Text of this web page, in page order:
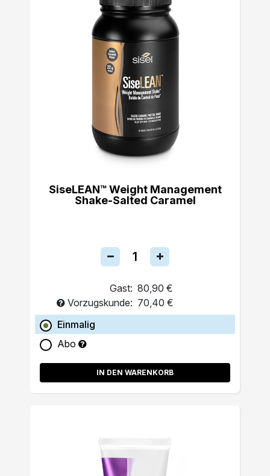
SiseLEAN™ Weight Management
Shake-Salted Caramel
Gast: 80,90 €
Vorzugskunde: 70,40 €
Einmalig
Abo
IN DEN WARENKORB